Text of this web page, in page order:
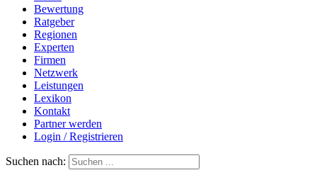
Bewertung
Ratgeber
Regionen
Experten
Firmen
Netzwerk
Leistungen
Lexikon
Kontakt
Partner werden
Login / Registrieren
Suchen nach: